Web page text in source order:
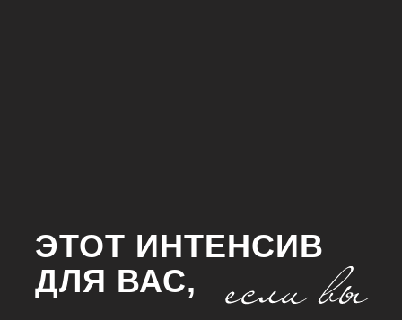
ЭТОТ ИНТЕНСИВ
ДЛЯ ВАС,